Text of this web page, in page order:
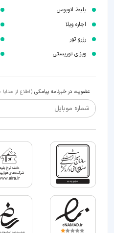
بلیط اتوبوس
اجاره ویلا
رزرو تور
ویزای توریستی
عضویت در خبرنامه پیامکی (اطلاع از
شماره موبایل